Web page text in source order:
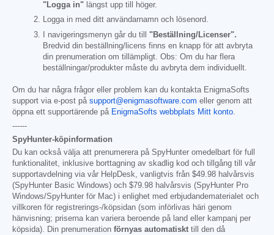
"Logga in" längst upp till höger.
Logga in med ditt användarnamn och lösenord.
I navigeringsmenyn går du till "Beställning/Licenser".
Bredvid din beställning/licens finns en knapp för att avbryta
din prenumeration om tillämpligt. Obs: Om du har flera
beställningar/produkter måste du avbryta dem individuellt.
Om du har några frågor eller problem kan du kontakta EnigmaSofts
support via e-post på support@enigmasoftware.com eller genom att
öppna ett supportärende på EnigmaSofts webbplats Mitt konto
------
SpyHunter-köpinformation
Du kan också välja att prenumerera på SpyHunter omedelbart för full
funktionalitet, inklusive borttagning av skadlig kod och tillgång till vår
supportavdelning via vår HelpDesk, vanligtvis från $49.98 halvårsvis
(SpyHunter Basic Windows) och $79.98 halvårsvis (SpyHunter Pro
Windows/SpyHunter för Mac) i enlighet med erbjudandematerialet och
villkoren för registrerings-/köpsidan (som införlivas häri genom
hänvisning; priserna kan variera beroende på land eller kampanj per
köpsida). Din prenumeration förnyas automatiskt till den då